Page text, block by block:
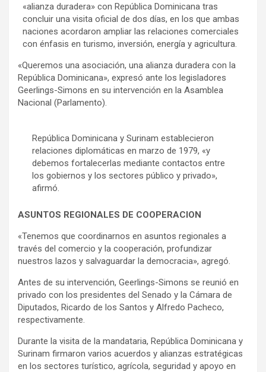
«alianza duradera» con República Dominicana tras
concluir una visita oficial de dos días, en los que ambas
naciones acordaron ampliar las relaciones comerciales
con énfasis en turismo, inversión, energía y agricultura.
«Queremos una asociación, una alianza duradera con la
República Dominicana», expresó ante los legisladores
Geerlings-Simons en su intervención en la Asamblea
Nacional (Parlamento).
República Dominicana y Surinam establecieron
relaciones diplomáticas en marzo de 1979, «y
debemos fortalecerlas mediante contactos entre
los gobiernos y los sectores público y privado»,
afirmó.
ASUNTOS REGIONALES DE COOPERACION
«Tenemos que coordinarnos en asuntos regionales a
través del comercio y la cooperación, profundizar
nuestros lazos y salvaguardar la democracia», agregó.
Antes de su intervención, Geerlings-Simons se reunió en
privado con los presidentes del Senado y la Cámara de
Diputados, Ricardo de los Santos y Alfredo Pacheco,
respectivamente.
Durante la visita de la mandataria, República Dominicana y
Surinam firmaron varios acuerdos y alianzas estratégicas
en los sectores turístico, agrícola, seguridad y apoyo en